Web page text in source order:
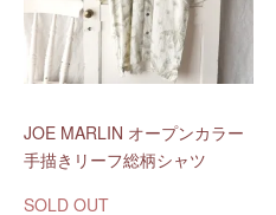
JOE MARLIN オープンカラー
手描きリーフ総柄シャツ
SOLD OUT